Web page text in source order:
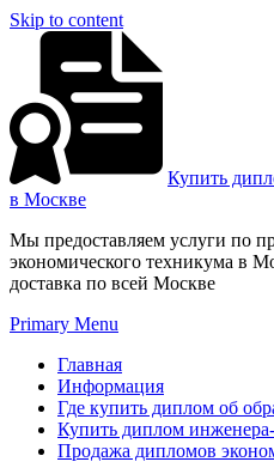
Skip to content
Купить
в Москве
Мы предоставляем услуги по
экономического техникума в
доставка по всей Москве
Primary Menu
Главная
Информация
Где купить диплом об
Купить диплом
Продажа дипломов